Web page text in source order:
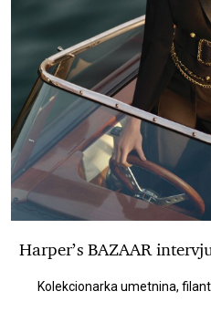
Harper’s BAZAAR
Kolekcionarka umetnina,